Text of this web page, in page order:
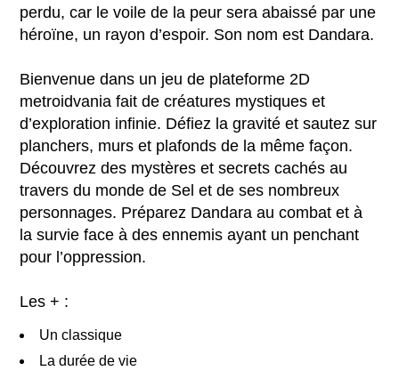
perdu, car le voile de la peur sera abaissé par une
héroïne, un rayon d’espoir. Son nom est Dandara.
Bienvenue dans un jeu de plateforme 2D
metroidvania fait de créatures mystiques et
d’exploration infinie. Défiez la gravité et sautez sur
planchers, murs et plafonds de la même façon.
Découvrez des mystères et secrets cachés au
travers du monde de Sel et de ses nombreux
personnages. Préparez Dandara au combat et à
la survie face à des ennemis ayant un penchant
pour l’oppression.
Les + :
Un classique
La durée de vie